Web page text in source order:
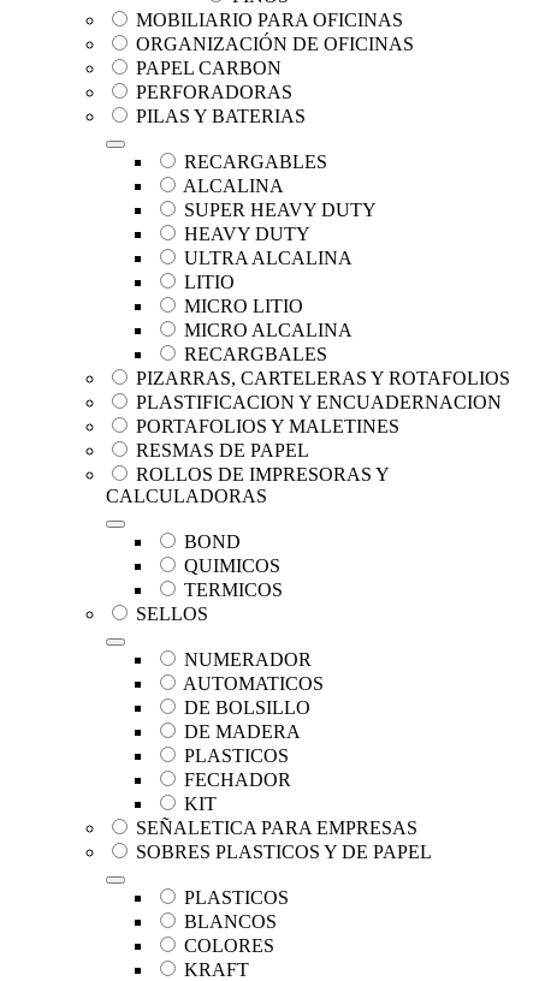
MOBILIARIO PARA OFICINAS
ORGANIZACIÓN DE OFICINAS
PAPEL CARBON
PERFORADORAS
PILAS Y BATERIAS
RECARGABLES
ALCALINA
SUPER HEAVY DUTY
HEAVY DUTY
ULTRA ALCALINA
LITIO
MICRO LITIO
MICRO ALCALINA
RECARGBALES
PIZARRAS, CARTELERAS Y ROTAFOLIOS
PLASTIFICACION Y ENCUADERNACION
PORTAFOLIOS Y MALETINES
RESMAS DE PAPEL
ROLLOS DE IMPRESORAS Y
CALCULADORAS
BOND
QUIMICOS
TERMICOS
SELLOS
NUMERADOR
AUTOMATICOS
DE BOLSILLO
DE MADERA
PLASTICOS
FECHADOR
KIT
SEÑALETICA PARA EMPRESAS
SOBRES PLASTICOS Y DE PAPEL
PLASTICOS
BLANCOS
COLORES
KRAFT